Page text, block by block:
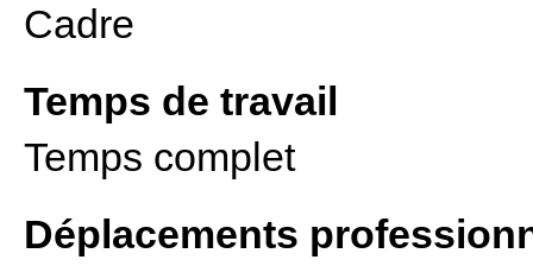
Cadre
Temps de travail
Temps complet
Déplacements